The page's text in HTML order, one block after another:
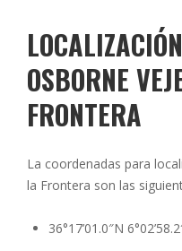
OSBORNE
FRONTERA
La coordenadas para
la Frontera son las
36°17’01.0″N